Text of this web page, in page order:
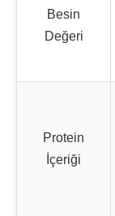
Besin
Değeri
Protein
İçeriği